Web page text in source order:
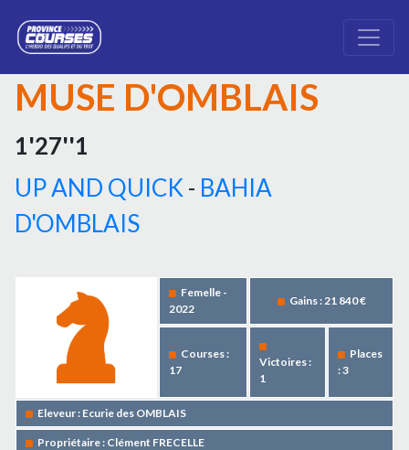
MUSE D'OMBLAIS
1'27''1
UP AND QUICK - BAHIA
D'OMBLAIS
Femelle -
2022
Gains : 21 840 €
Courses :
17
Victoires :
1
Places
: 3
Eleveur : Ecurie des OMBLAIS
Propriétaire : Clément FRECELLE